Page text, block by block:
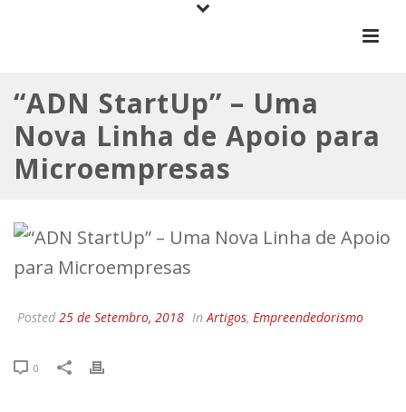
“ADN StartUp” – Uma
Nova Linha de Apoio para
Microempresas
Posted 25 de Setembro, 2018 InArtigos, Empreendedorismo
0